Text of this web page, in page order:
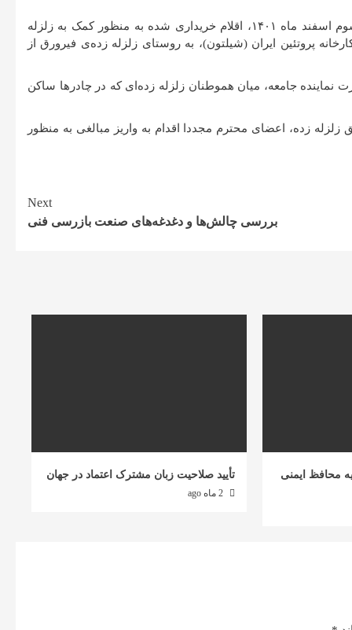
به گزارش روابط عمومی جامعه ممیزی و بازرسی ایران، روز چهارشنبه سوم اسفند ماه ۱۴۰۱، اقلام خریداری شده به منظور کمک به زلزله
پروتئین ایران (شیلتون)، به روستای زلزله زده‌ی فیرورق از
نماینده جامعه، میان هموطنان زلزله زده‌ای که در چادرها ساکن
زده، اعضای محترم مجددا اقدام به واریز مبالغی به منظور
Next
بررسی چالش‌ها و دغدغه‌های صنعت بازرسی فنی
محافظ ایمنی
تأیید صلاحیت زبان مشترک اعتماد در جهان